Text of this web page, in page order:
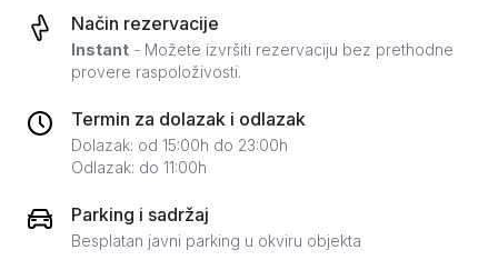
Način rezervacije
Instant - Možete izvršiti rezervaciju bez prethodne
provere raspoloživosti.
Termin za dolazak i odlazak
Dolazak: od 15:00h do 23:00h
Odlazak: do 11:00h
Parking i sadržaj
Besplatan javni parking u okviru objekta